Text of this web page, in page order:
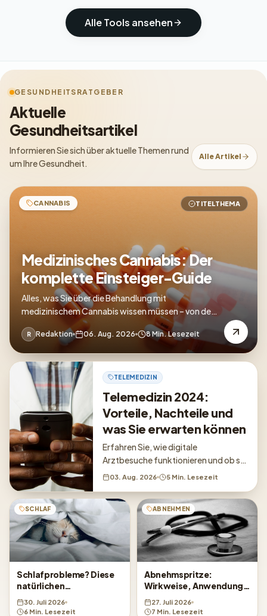
Alle Tools ansehen
GESUNDHEITSRATGEBER
Aktuelle
Gesundheitsartikel
Informieren Sie sich über aktuelle Themen rund
um Ihre Gesundheit.
Alle Artikel
CANNABIS TITELTHEMA
Medizinisches Cannabis: Der
komplette Einsteiger-Guide
Alles, was Sie über die Behandlung mit
medizinischem Cannabis wissen müssen – von der
Verschreibung bis zur Anwendung.
R Redaktion 06. Aug. 2026 8 Min. Lesezeit
TELEMEDIZIN
Telemedizin 2024:
Vorteile, Nachteile und
was Sie erwarten können
Erfahren Sie, wie digitale
Arztbesuche funktionieren und ob sie
für Ihre Gesundheitsbedürfnisse
03. Aug. 2026 5 Min. Lesezeit
SCHLAF
Schlafprobleme? Diese
natürlichen
Behandlungsmethoden
helfen
30. Juli 2026
6 Min. Lesezeit
ABNEHMEN
Abnehmspritze:
Wirkweise, Anwendung
und was Sie wissen
sollten
27. Juli 2026
7 Min. Lesezeit